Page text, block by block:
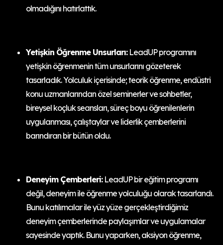
olmadığını hatırlattık.
Yetişkin Öğrenme Unsurları:LeadUP programını
yetişkin öğrenmenin tüm unsurlarını gözeterek
tasarladık. Yolculuk içerisinde; teorik öğrenme, endüstri
konu uzmanlarından özel seminerler ve sohbetler,
bireysel koçluk seansları, süreç boyu öğrenilenlerin
uygulanması, çalıştaylar ve liderlik çemberlerini
barındıran bir bütün oldu.
Deneyim Çemberleri:LeadUP bir eğitim programı
değil, deneyim ile öğrenme yolculuğu olarak tasarlandı.
Bunu katılımcılar ile yüz yüze gerçekleştirdiğimiz
deneyim çemberlerinde paylaşımlar ve uygulamalar
sayesinde yaptık. Bunu yaparken, aksiyon öğrenme,